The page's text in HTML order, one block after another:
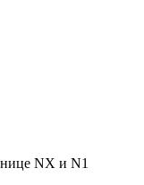
NX и N1